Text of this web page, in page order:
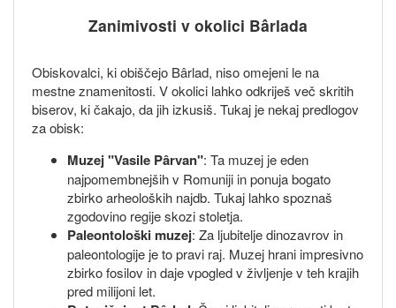
Zanimivosti v okolici Bârlada
Obiskovalci, ki obiščejo Bârlad, niso omejeni le na
mestne znamenitosti. V okolici lahko odkriješ več skritih
biserov, ki čakajo, da jih izkusiš. Tukaj je nekaj predlogov
za obisk:
Muzej "Vasile Pârvan": Ta muzej je eden
najpomembnejših v Romuniji in ponuja bogato
zbirko arheoloških najdb. Tukaj lahko spoznaš
zgodovino regije skozi stoletja.
Paleontološki muzej: Za ljubitelje dinozavrov in
paleontologije je to pravi raj. Muzej hrani impresivno
zbirko fosilov in daje vpogled v življenje v teh krajih
pred milijoni let.